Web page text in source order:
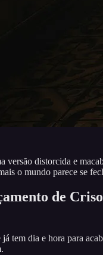
versão distorcida e
o mundo parece se
de
tem dia e hora para